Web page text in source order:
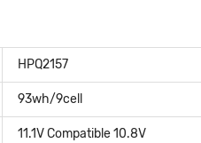
HPQ2157
93wh/9cell
11.1V Compatible 10.8V